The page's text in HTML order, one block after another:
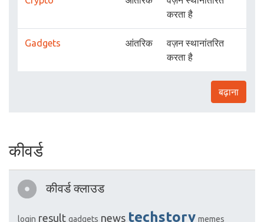
करता है
Gadgets आंतरिक
वज़न स्थानांतरित
करता है
बढ़ाना
कीवर्ड
कीवर्ड क्लाउड
login result gadgets news techstory memes